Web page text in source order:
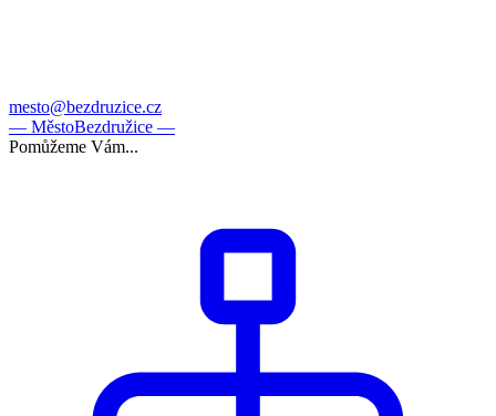
mesto@bezdruzice.cz
— MěstoBezdružice —
Pomůžeme Vám...